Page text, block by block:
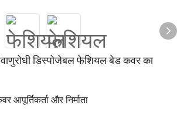
डिस्पोजेबल फेशियल बेड कवर का
आपूर्तिकर्ता और निर्माता